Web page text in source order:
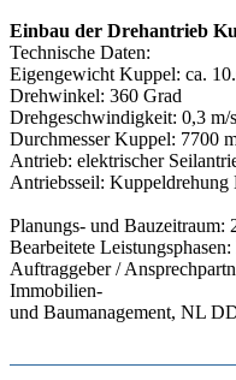
Einbau der Drehantrieb
Technische Daten:
Eigengewicht Kuppel: ca.
Drehwinkel: 360 Grad
Drehgeschwindigkeit: 0,3 m/s
Durchmesser Kuppel: 7700
Antrieb: elektrischer
Antriebsseil: Kuppeldrehung
Planungs- und Bauzeitraum:
Bearbeitete
Auftraggeber /
Immobilien-
und Baumanagement, NL